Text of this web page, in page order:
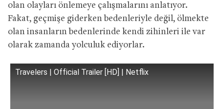
olan olayları önlemeye çalışmalarını anlatıyor.
Fakat, geçmişe giderken bedenleriyle değil, ölmekte
olan insanların bedenlerinde kendi zihinleri ile var
olarak zamanda yolculuk ediyorlar.
Travelers | Official Trailer [HD] | Netflix